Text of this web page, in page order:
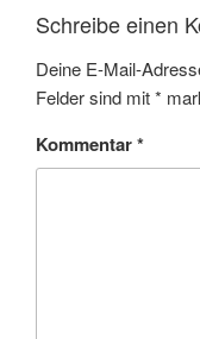
Schreibe einen
Deine E-Mail-
Felder sind mit*
Kommentar*